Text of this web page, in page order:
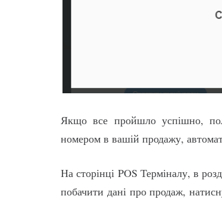
Якщо все пройшло успішно,
номером в вашій продажу,
На сторінці POS Терміналу, в
побачити дані про продаж,